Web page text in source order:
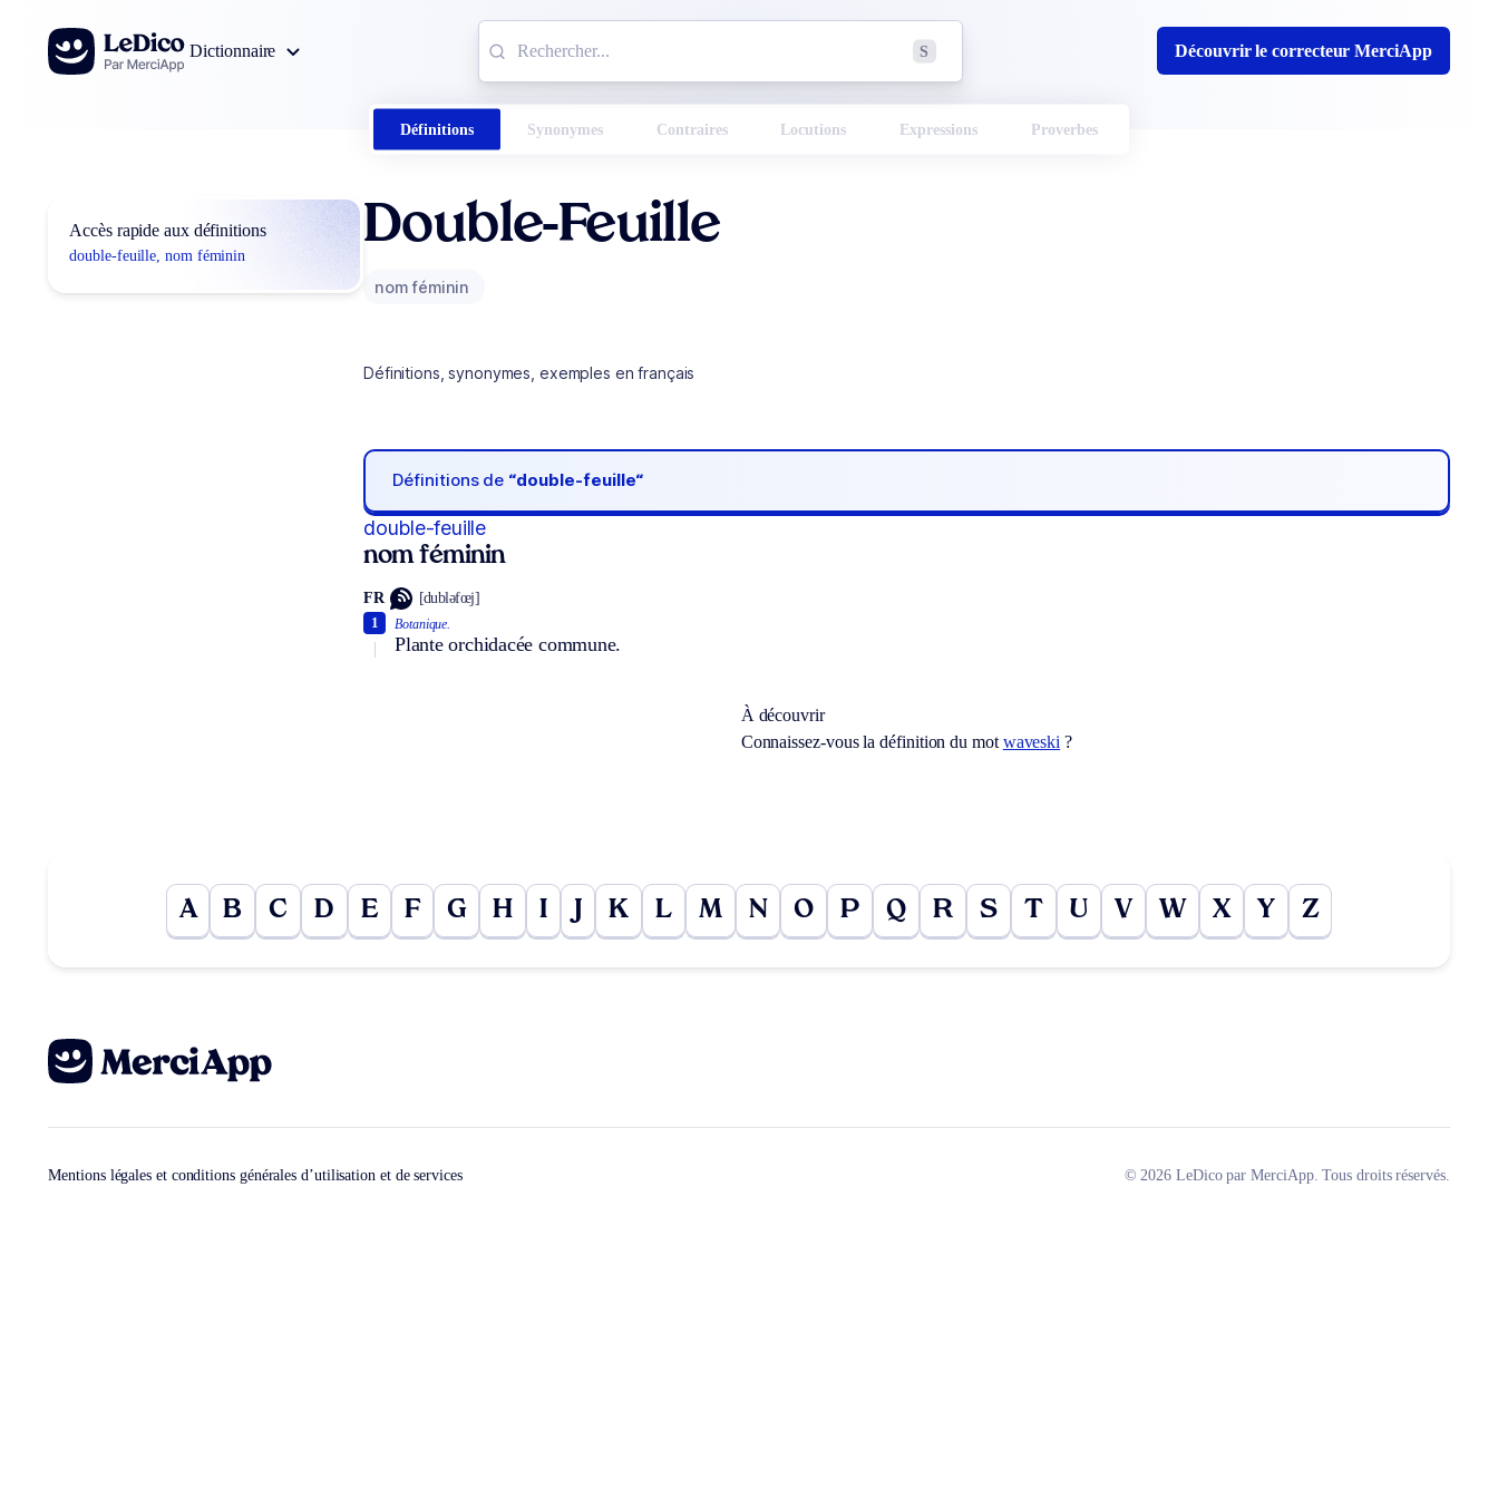
Aller au contenu
Dictionnaire
S Découvrir le correcteur MerciApp
Définitions Synonymes Contraires Locutions Expressions Proverbes
Accès rapide aux définitions
double-feuille, nom féminin
Double-Feuille
nom féminin
Définitions, synonymes, exemples en français
Définitions de “double-feuille“
double-feuille
nom féminin
FR [dubləfœj]
Botanique.
Plante orchidacée commune.
1
À découvrir
Connaissez-vous la définition du mot waveski ?
A B C D E F G H I K L M N O P Q R S T U V W X Y Z
Mentions légales et conditions générales d’utilisation et de services © 2026 LeDico par MerciApp. Tous droits réservés.